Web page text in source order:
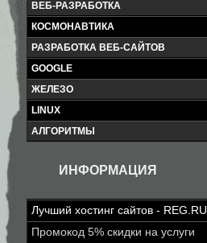
ВЕБ-РАЗРАБОТКА
КОСМОНАВТИКА
РАЗРАБОТКА ВЕБ-САЙТОВ
GOOGLE
ЖЕЛЕЗО
LINUX
АЛГОРИТМЫ
ИНФОРМАЦИЯ
Лучший хостинг сайтов - REG.RU
Промокод 5% скидки на услуги